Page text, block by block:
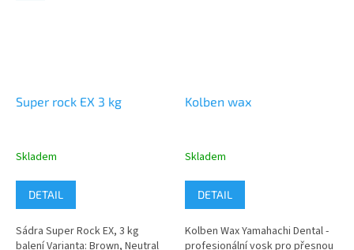
Super rock EX 3 kg
Skladem
DETAIL
Sádra Super Rock EX, 3 kg
balení Varianta: Brown, Neutral
Kolben wax
Skladem
DETAIL
Kolben Wax Yamahachi Dental -
profesionální vosk pro přesnou